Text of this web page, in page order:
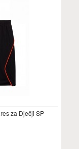
za Dječji SP